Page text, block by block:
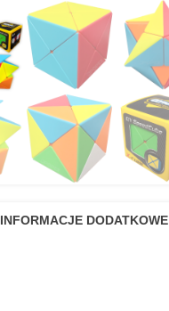
INFORMACJE DODATKOWE